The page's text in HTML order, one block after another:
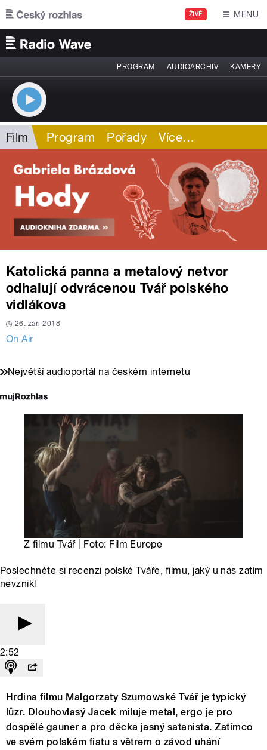
Přejít k hlavnímu obsahu
ŽIVĚ MENU
PROGRAM AUDIOARCHIV KAMERY
Film Program Pořady Více…
Katolická panna a metalový netvor
odhalují odvrácenou Tvář polského
vidlákova
26. září 2018
On Air
Největší audioportál na českém internetu
Z filmu Tvář | Foto: Film Europe
Poslechněte si recenzi polské Tváře, filmu, jaký u nás zatím
nevznikl
2:52
Hrdina filmu Malgorzaty Szumowské Tvář je typický
lůzr. Dlouhovlasý Jacek miluje metal, ergo je pro
dospělé gauner a pro děcka jasný satanista. Zatímco
ve svém polském fiatu s větrem o závod uhání